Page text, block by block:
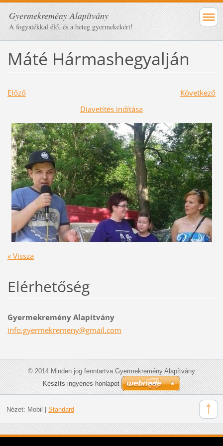
Gyermekremény Alapítvány
A fogyatékkal élő, és a beteg gyermekekért!
Máté Hármashegyalján
Előző
Következő
Diavetítés indítása
« Vissza
Elérhetőség
Gyermekremény Alapítvány
info.gyermekremeny@gmail.com
© 2014 Minden jog fenntartva Gyermekremény Alapítvány
Készíts ingyenes honlapot
Nézet: Mobil Standard